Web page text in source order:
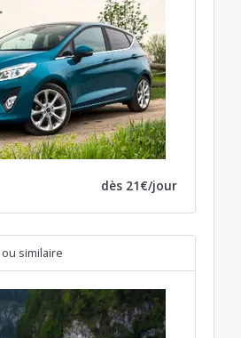
dès 21€/jour
ou similaire